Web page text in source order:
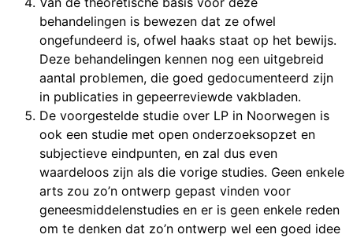
behandelingen is bewezen dat ze ofwel
ongefundeerd is, ofwel haaks staat op het bewijs.
Deze behandelingen kennen nog een uitgebreid
aantal problemen, die goed gedocumenteerd zijn
in publicaties in gepeerreviewde vakbladen.
De voorgestelde studie over LP in Noorwegen is
ook een studie met open onderzoeksopzet en
subjectieve eindpunten, en zal dus even
waardeloos zijn als die vorige studies. Geen enkele
arts zou zo’n ontwerp gepast vinden voor
geneesmiddelenstudies en er is geen enkele reden
om te denken dat zo’n ontwerp wel een goed idee